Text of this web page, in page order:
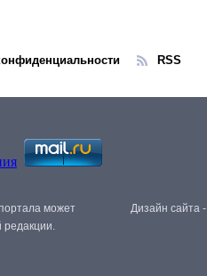
RSS
может
редакции.
Дизайн сайта -